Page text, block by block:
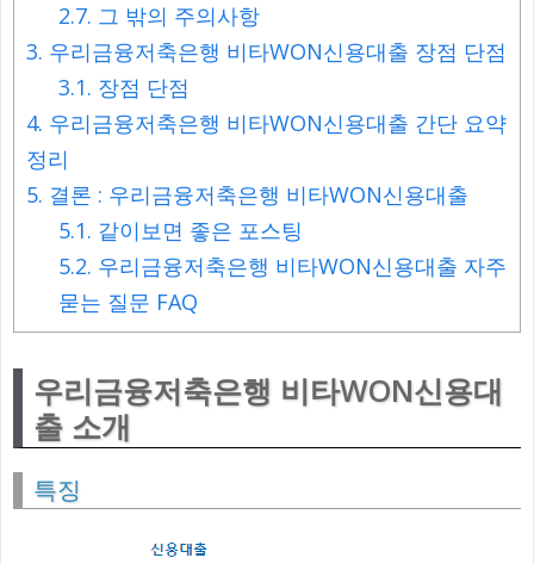
2.7. 그 밖의 주의사항
3. 우리금융저축은행 비타WON신용대출 장점 단점
3.1. 장점 단점
4. 우리금융저축은행 비타WON신용대출 간단 요약
정리
5. 결론 : 우리금융저축은행 비타WON신용대출
5.1. 같이보면 좋은 포스팅
5.2. 우리금융저축은행 비타WON신용대출 자주
묻는 질문 FAQ
우리금융저축은행 비타WON신용대
출 소개
특징